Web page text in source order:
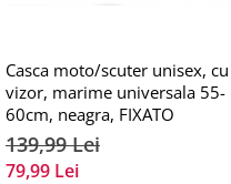
Casca moto/scuter unisex, cu
vizor, marime universala 55-
60cm, neagra, FIXATO
139,99 Lei
79,99 Lei